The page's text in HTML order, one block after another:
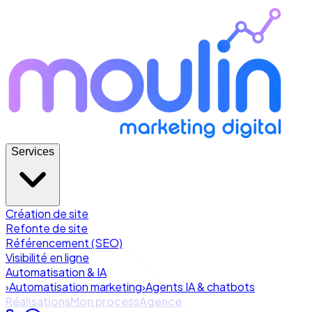
Services
Création de site
Refonte de site
Référencement (SEO)
Visibilité en ligne
Automatisation & IA
›Automatisation marketing›Agents IA & chatbots
RéalisationsMon processAgence